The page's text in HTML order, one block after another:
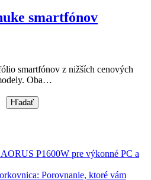
smartfónov
smartfónov z nižších cenových
Oba…
Hľadať
P1600W pre výkonné PC a
Porovnanie, ktoré vám